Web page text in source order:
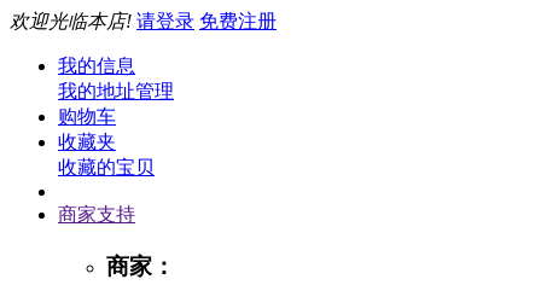
欢迎光临本店! 请登录 免费注册
我的信息
我的地址管理
购物车
收藏夹
收藏的宝贝
商家支持
商家：